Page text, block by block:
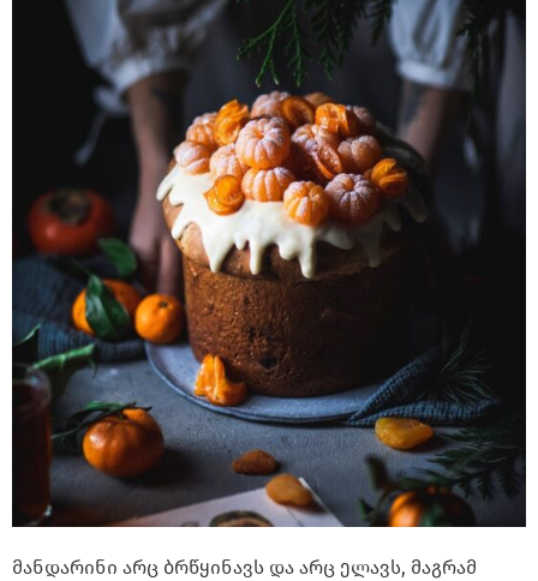
მანდარინი არც ბრწყინავს და არც ელავს, მაგრამ